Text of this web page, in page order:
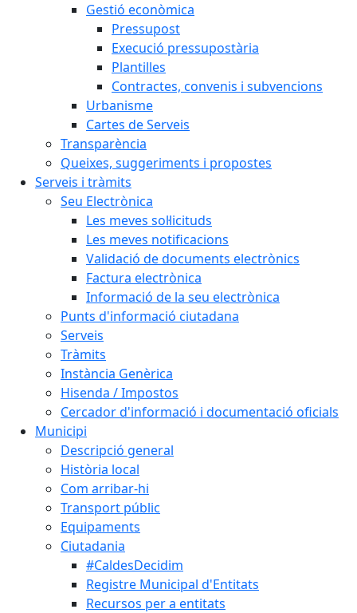
Gestió econòmica
Pressupost
Execució pressupostària
Plantilles
Contractes, convenis i subvencions
Urbanisme
Cartes de Serveis
Transparència
Queixes, suggeriments i propostes
Serveis i tràmits
Seu Electrònica
Les meves sol·licituds
Les meves notificacions
Validació de documents electrònics
Factura electrònica
Informació de la seu electrònica
Punts d'informació ciutadana
Serveis
Tràmits
Instància Genèrica
Hisenda / Impostos
Cercador d'informació i documentació oficials
Municipi
Descripció general
Història local
Com arribar-hi
Transport públic
Equipaments
Ciutadania
#CaldesDecidim
Registre Municipal d'Entitats
Recursos per a entitats